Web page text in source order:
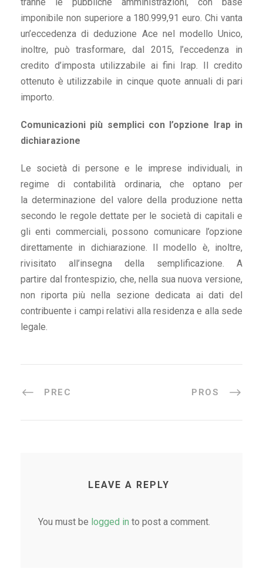
tranne le pubbliche amministrazioni, con base
imponibile non superiore a 180.999,91 euro. Chi vanta
un’eccedenza di deduzione Ace nel modello Unico,
inoltre, può trasformare, dal 2015, l’eccedenza in
credito d’imposta utilizzabile ai fini Irap. Il credito
ottenuto è utilizzabile in cinque quote annuali di pari
importo.
Comunicazioni più semplici con l’opzione Irap in
dichiarazione
Le società di persone e le imprese individuali, in
regime di contabilità ordinaria, che optano per
la determinazione del valore della produzione netta
secondo le regole dettate per le società di capitali e
gli enti commerciali, possono comunicare l’opzione
direttamente in dichiarazione. Il modello è, inoltre,
rivisitato all’insegna della semplificazione. A
partire dal frontespizio, che, nella sua nuova versione,
non riporta più nella sezione dedicata ai dati del
contribuente i campi relativi alla residenza e alla sede
legale.
PREC PROS
LEAVE A REPLY
You must be logged in to post a comment.